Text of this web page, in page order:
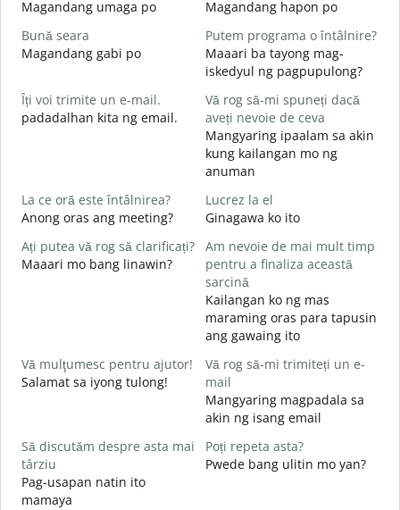
Magandang umaga po
Magandang hapon po
Bună seara
Magandang gabi po
Putem programa o întâlnire?
Maaari ba tayong mag-
iskedyul ng pagpupulong?
Îți voi trimite un e-mail.
padadalhan kita ng email.
Vă rog să-mi spuneți dacă
aveți nevoie de ceva
Mangyaring ipaalam sa akin
kung kailangan mo ng
anuman
La ce oră este întâlnirea?
Anong oras ang meeting?
Lucrez la el
Ginagawa ko ito
Ați putea vă rog să clarificați?
Maaari mo bang linawin?
Am nevoie de mai mult timp
pentru a finaliza această
sarcină
Kailangan ko ng mas
maraming oras para tapusin
ang gawaing ito
Vă mulţumesc pentru ajutor!
Salamat sa iyong tulong!
Vă rog să-mi trimiteți un e-
mail
Mangyaring magpadala sa
akin ng isang email
Să discutăm despre asta mai
târziu
Pag-usapan natin ito
mamaya
Poți repeta asta?
Pwede bang ulitin mo yan?